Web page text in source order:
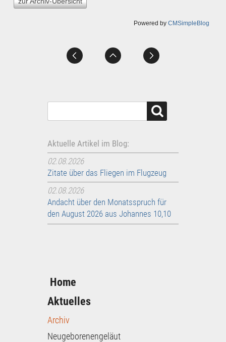
Powered byCMSimpleBlog
Aktuelle Artikel im Blog:
02.08.2026
Zitate über das Fliegen im Flugzeug
02.08.2026
Andacht über den Monatsspruch für
den August 2026 aus Johannes 10,10
Home
Aktuelles
Archiv
Neugeborenengeläut